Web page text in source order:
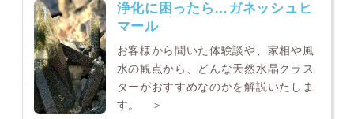
浄化に困ったら…ガネッシュヒ
マール
お客様から聞いた体験談や、家相や風
水の観点から、どんな天然水晶クラス
ターがおすすめなのかを解説いたしま
す。 ＞